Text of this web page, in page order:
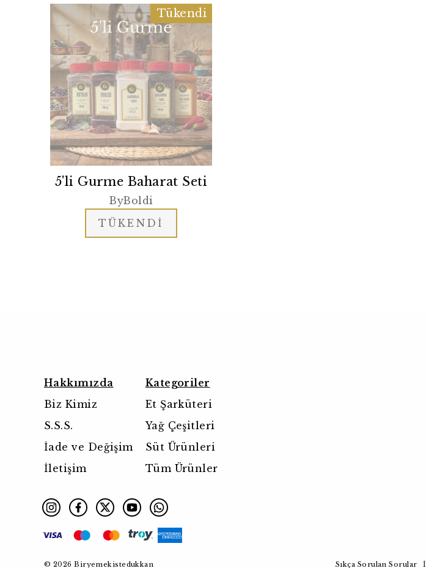
Tükendi
5'li Gurme Baharat Seti
ByBoldi
TÜKENDİ
Hakkımızda
Biz Kimiz
S.S.S.
İade ve Değişim
İletişim
Kategoriler
Et Şarküteri
Yağ Çeşitleri
Süt Ürünleri
Tüm Ürünler
© 2026 Biryemekistedukkan Sıkça Sorulan Sorular